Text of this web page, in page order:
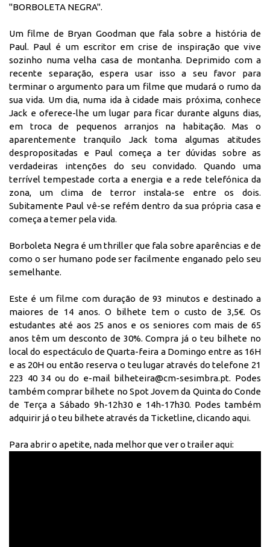
"BORBOLETA NEGRA".
Um filme de Bryan Goodman que fala sobre a história de
Paul. Paul é um escritor em crise de inspiração que vive
sozinho numa velha casa de montanha. Deprimido com a
recente separação, espera usar isso a seu favor para
terminar o argumento para um filme que mudará o rumo da
sua vida. Um dia, numa ida à cidade mais próxima, conhece
Jack e oferece-lhe um lugar para ficar durante alguns dias,
em troca de pequenos arranjos na habitação. Mas o
aparentemente tranquilo Jack toma algumas atitudes
despropositadas e Paul começa a ter dúvidas sobre as
verdadeiras intenções do seu convidado. Quando uma
terrível tempestade corta a energia e a rede telefónica da
zona, um clima de terror instala-se entre os dois.
Subitamente Paul vê-se refém dentro da sua própria casa e
começa a temer pela vida.
Borboleta Negra é um thriller que fala sobre aparências e de
como o ser humano pode ser facilmente enganado pelo seu
semelhante.
Este é um filme com duração de 93 minutos e destinado a
maiores de 14 anos. O bilhete tem o custo de 3,5€. Os
estudantes até aos 25 anos e os seniores com mais de 65
anos têm um desconto de 30%.Compra já o teu bilhete no
local do espectáculo de Quarta-feira a Domingo entre as 16H
e as 20H ou então reserva o teu lugar através do telefone 21
223 40 34 ou do e-mail bilheteira@cm-sesimbra.pt. Podes
também comprar bilhete no Spot Jovem da Quinta do Conde
de Terça a Sábado 9h-12h30 e 14h-17h30. Podes também
adquirir já o teu bilhete através da Ticketline,clicando aqui.
Para abrir o apetite, nada melhor que ver o trailer aqui: